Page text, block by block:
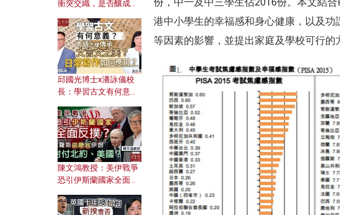
港中小學生的幸福感和身心健康，以及
等因素的影響，並提出家庭及學校可行的
衝突交織，是否釀成世
風險攻擊美軍，背後有
何盤算？
邱國光博士x潘詠儀校
長：學習古文有何意
文之美？ 日常寫作如何
應用？
陳文鴻教授：美伊戰爭
恐引伊斯蘭國家全面反
對付北約美國？